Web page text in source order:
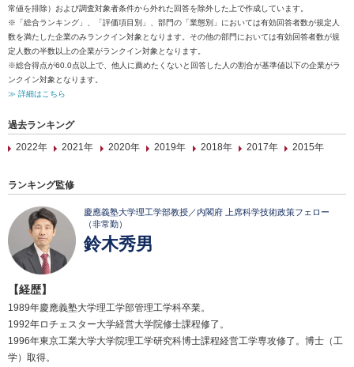
常値を排除）および調査対象者条件から外れた回答を除外した上で作成しています。
※「総合ランキング」、「評価項目別」、部門の「業態別」においては有効回答者数が規定人
数を満たした企業のみランクイン対象となります。その他の部門においては有効回答者数が規
定人数の半数以上の企業がランクイン対象となります。
※総合得点が60.0点以上で、他人に薦めたくないと回答した人の割合が基準値以下の企業がラ
ンクイン対象となります。
≫ 詳細はこちら
過去ランキング
2022年
2021年 2020年 2019年 2018年 2017年 2015年
ランキング監修
慶應義塾大学理工学部教授／内閣府 上席科学技術政策フェロー
（非常勤）
鈴木秀男
【経歴】
1989年慶應義塾大学理工学部管理工学科卒業。
1992年ロチェスター大学経営大学院修士課程修了。
1996年東京工業大学大学院理工学研究科博士課程経営工学専攻修了。博士（工
学）取得。